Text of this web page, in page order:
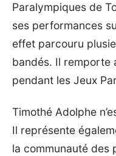
Paralympiques de
ses performances
effet parcouru
bandés. Il remporte
pendant les Jeux
Timothé Adolphe
Il représente
la communauté des